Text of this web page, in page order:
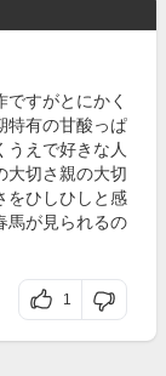
すがとにかく
特有の甘酸っぱ
うえで好きな人
大切さ親の大切
をひしひしと感
馬が見られるの
1